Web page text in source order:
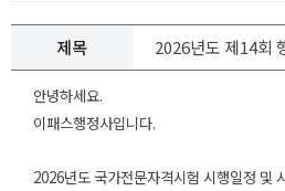
제목 2026년도 제14회
안녕하세요.
이패스행정사입니다.
2026년도 국가전문자격시험 시행일정 및